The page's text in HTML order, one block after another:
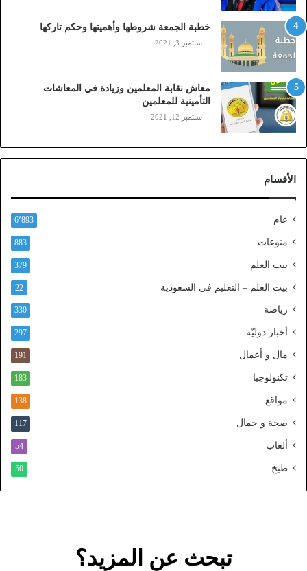
ا
ي
ل
ي
ز
ي
ن
)
ا
ل
ف
ا
ا
ط
ا
م
و
د
خطبة الجمعة شروطها وأهميتها وحكم تاركها
سبتمبر 3, 2021
معاش نقابة المعلمين وزيادة في المعاشات
التأمينية للمعلمين
سبتمبر 12, 2021
الأقسام
عام 6٬893
منوعات 883
بيت العلم 379
بيت العلم – التعليم فى السعودية 22
رياضة 330
أخبار دوليّة 297
مال و أعمال 191
تكنولوجيا 183
مواقع 138
صحة و جمال 117
ألعاب 54
طبخ 50
تبحث عن المزيد؟